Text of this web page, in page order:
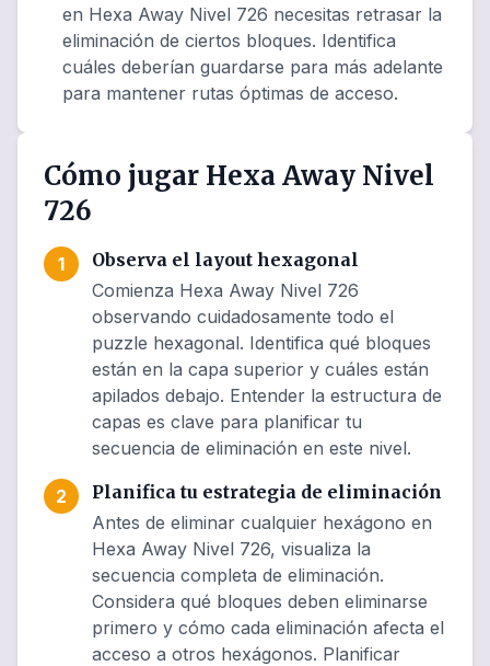
en Hexa Away Nivel 726 necesitas retrasar la
eliminación de ciertos bloques. Identifica
cuáles deberían guardarse para más adelante
para mantener rutas óptimas de acceso.
Cómo jugar Hexa Away Nivel
726
1
Observa el layout hexagonal
Comienza Hexa Away Nivel 726
observando cuidadosamente todo el
puzzle hexagonal. Identifica qué bloques
están en la capa superior y cuáles están
apilados debajo. Entender la estructura de
capas es clave para planificar tu
secuencia de eliminación en este nivel.
2
Planifica tu estrategia de eliminación
Antes de eliminar cualquier hexágono en
Hexa Away Nivel 726, visualiza la
secuencia completa de eliminación.
Considera qué bloques deben eliminarse
primero y cómo cada eliminación afecta el
acceso a otros hexágonos. Planificar